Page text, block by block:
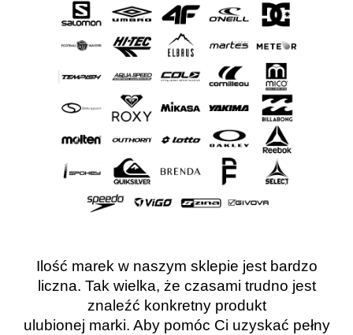
Ilość marek w naszym sklepie jest bardzo
liczna. Tak wielka, że czasami trudno jest
znaleźć konkretny produkt
ulubionej marki. Aby pomóc Ci uzyskać pełny